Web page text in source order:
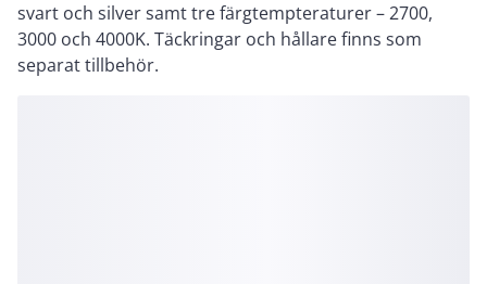
svart och silver samt tre färgtempteraturer – 2700,
3000 och 4000K. Täckringar och hållare finns som
separat tillbehör.